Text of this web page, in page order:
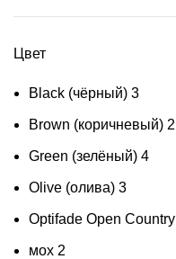
Цвет
Black (чёрный) 3
Brown (коричневый) 2
Green (зелёный) 4
Olive (олива) 3
Optifade Open Country
мох 2